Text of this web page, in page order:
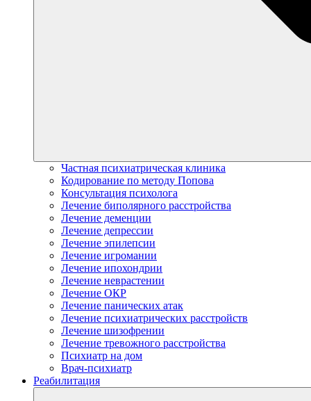
Частная психиатрическая клиника
Кодирование по методу Попова
Консультация психолога
Лечение биполярного расстройства
Лечение деменции
Лечение депрессии
Лечение эпилепсии
Лечение игромании
Лечение ипохондрии
Лечение неврастении
Лечение ОКР
Лечение панических атак
Лечение психиатрических расстройств
Лечение шизофрении
Лечение тревожного расстройства
Психиатр на дом
Врач-психиатр
Реабилитация